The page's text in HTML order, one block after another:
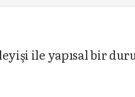
ile yapısal bir